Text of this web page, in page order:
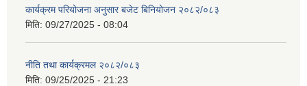
कार्यक्रम परियोजना अनुसार बजेट बिनियोजन २०८२/०८३
मिति: 09/27/2025 - 08:04
नीति तथा कार्यक्रमल २०८२/०८३
मिति: 09/25/2025 - 21:23